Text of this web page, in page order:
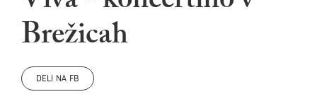
Brežicah
DELI NA FB